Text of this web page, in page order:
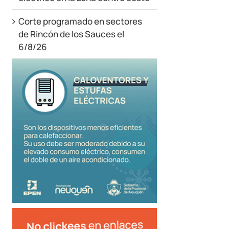
Corte programado en sectores
de Rincón de los Sauces el
6/8/26